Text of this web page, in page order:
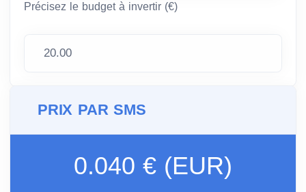
Précisez le budget à invertir (€)
PRIX PAR SMS
0.040 € (EUR)